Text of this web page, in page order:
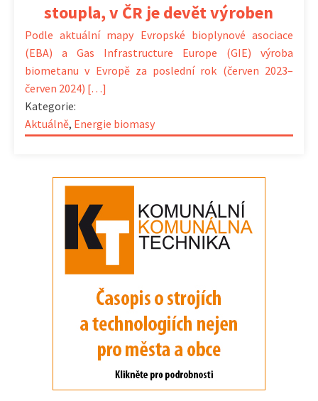
stoupla, v ČR je devět výroben
Podle aktuální mapy Evropské bioplynové asociace
(EBA) a Gas Infrastructure Europe (GIE) výroba
biometanu v Evropě za poslední rok (červen 2023–
červen 2024) […]
Kategorie:
Aktuálně, Energie biomasy